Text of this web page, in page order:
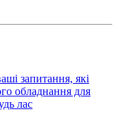
запитання, які
обладнання для
лас